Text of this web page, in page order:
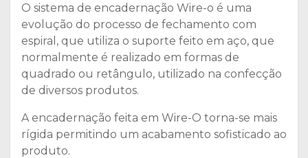
O sistema de encadernação Wire-o é uma
evolução do processo de fechamento com
espiral, que utiliza o suporte feito em aço, que
normalmente é realizado em formas de
quadrado ou retângulo, utilizado na confecção
de diversos produtos.
A encadernação feita em Wire-O torna-se mais
rígida permitindo um acabamento sofisticado ao
produto.